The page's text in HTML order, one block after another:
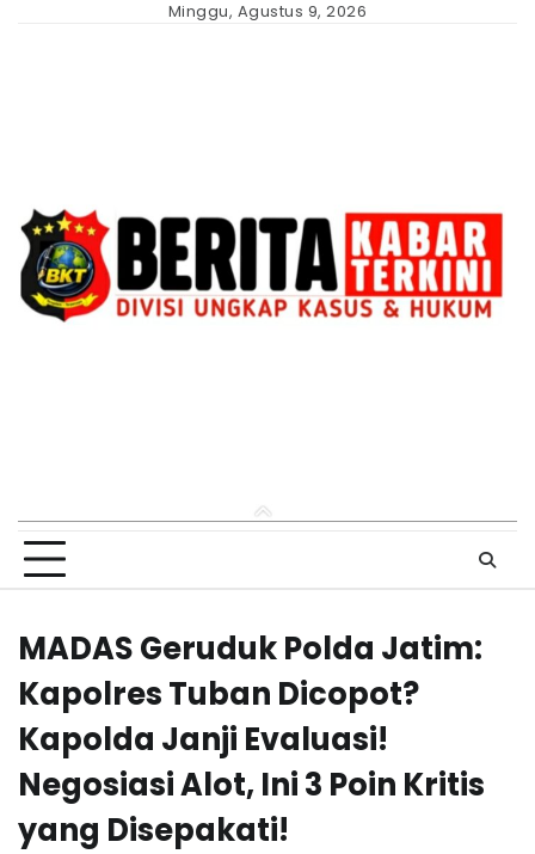
Minggu, Agustus 9, 2026
MADAS Geruduk Polda Jatim:
Kapolres Tuban Dicopot?
Kapolda Janji Evaluasi!
Negosiasi Alot, Ini 3 Poin Kritis
yang Disepakati!